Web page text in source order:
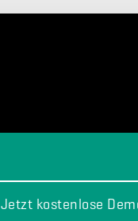
Jetzt kostenlose